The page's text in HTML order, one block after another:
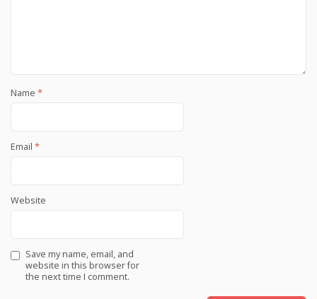
Name *
Email *
Website
Save my name, email, and
website in this browser for
the next time I comment.